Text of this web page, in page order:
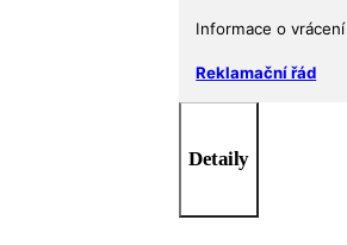
mincí
známek)
UEWG
Informace o vrácení
Reklamační řád
Detaily